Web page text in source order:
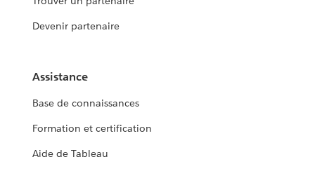
Devenir partenaire
Assistance
Base de connaissances
Formation et certification
Aide de Tableau